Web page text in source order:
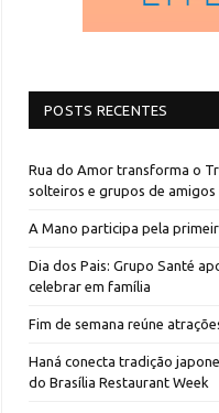
POSTS RECENTES
Rua do Amor transforma o
solteiros e grupos de
A Mano participa pela
Dia dos Pais: Grupo Santé
celebrar em família
Fim de semana reúne
Haná conecta tradição
do Brasília Restaurant Week